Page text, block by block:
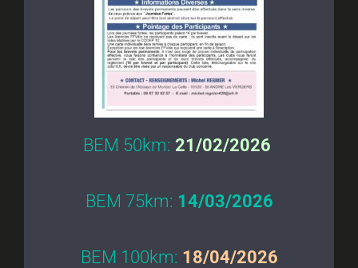
BEM 50km: 21/02/2026
BEM 75km: 14/03/2026
BEM 100km: 18/04/2026